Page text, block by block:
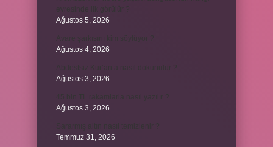
Ağustos 5, 2026
Ağustos 4, 2026
Ağustos 3, 2026
Ağustos 3, 2026
Temmuz 31, 2026